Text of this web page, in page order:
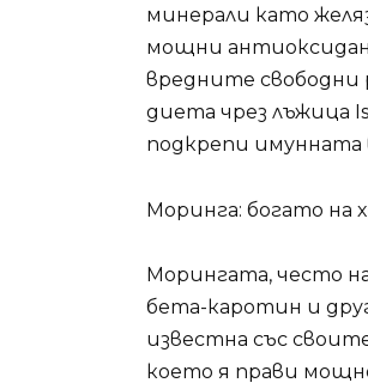
минерали като
мощни
вредните свободни
диета чрез лъжица
подкрепи имунната
Моринга: богато на
Морингата, често
бета-каротин и
известна със
което я прави